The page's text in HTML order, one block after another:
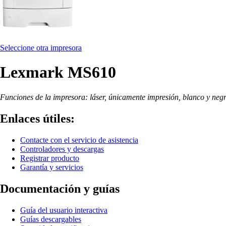
Seleccione otra impresora
Lexmark MS610
Funciones de la impresora: láser, únicamente impresión, blanco y
Enlaces útiles:
Contacte con el servicio de asistencia
Controladores y descargas
Registrar producto
Garantía y servicios
Documentación y guías
Guía del usuario interactiva
Guías descargables